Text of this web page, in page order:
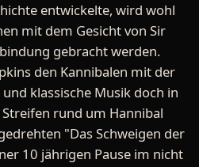
entwickelte, wird wohl
mit dem Gesicht von Sir
gebracht werden.
den Kannibalen mit der
klassische Musik doch in
rund um Hannibal
"Das Schweigen der
10 jährigen Pause im nicht